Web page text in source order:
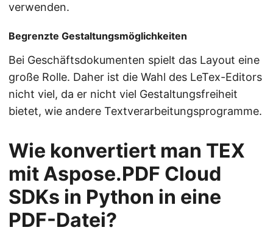
verwenden.
Begrenzte Gestaltungsmöglichkeiten
Bei Geschäftsdokumenten spielt das Layout eine
große Rolle. Daher ist die Wahl des LeTex-Editors
nicht viel, da er nicht viel Gestaltungsfreiheit
bietet, wie andere Textverarbeitungsprogramme.
Wie konvertiert man TEX
mit Aspose.PDF Cloud
SDKs in Python in eine
PDF-Datei?